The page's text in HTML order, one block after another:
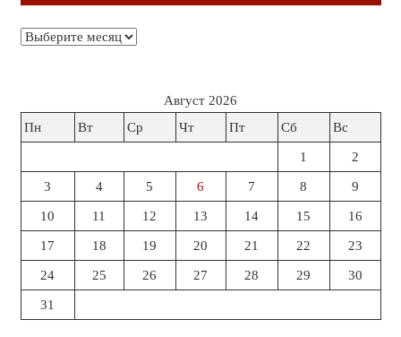
Архивы
Август 2026
Пн
Вт Ср Чт Пт Сб Вс
1 2
3 4 5 6 7 8 9
10 11 12 13 14 15 16
17 18 19 20 21 22 23
24 25 26 27 28 29 30
31